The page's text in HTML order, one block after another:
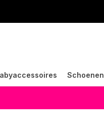
Schoenen